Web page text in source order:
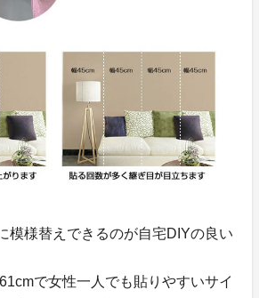
模様替えできるのが自宅DIYの良い
で女性一人でも貼りやすいサイ